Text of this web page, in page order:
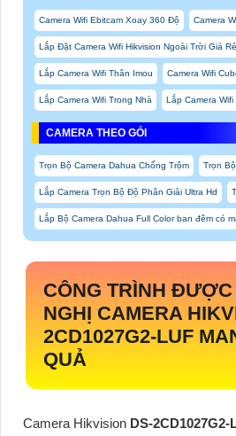
Camera Wifi Ebitcam Xoay 360 Độ Camera
Lắp Đặt Camera Wifi Hikvision Ngoài Trời Giá Rẻ
Lắp Camera Wifi Thân Imou Camera Wifi
Lắp Camera Wifi Trong Nhà Lắp Camera
CAMERA THEO GÓI
Trọn Bộ Camera Dahua Chống Trộm Trọn
Lắp Camera Trọn Bộ Độ Phân Giải Ultra Hd
Lắp Bộ Camera Dahua Full Color ban đêm có
CÔNG TRÌNH
NGHỊ CAMERA
2CD1027G2-LUF
QUẢ
Camera Hikvision DS-2CD1027G2-